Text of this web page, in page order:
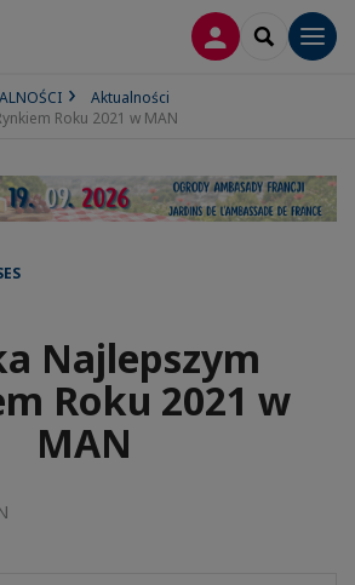
LOGOWANIE
SEARCH
Aktualności
Roku 2021 w MAN
Najlepszym
Roku 2021 w
MAN